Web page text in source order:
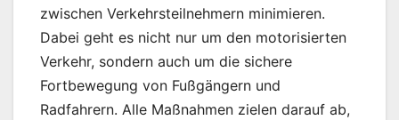
zwischen Verkehrsteilnehmern minimieren.
Dabei geht es nicht nur um den motorisierten
Verkehr, sondern auch um die sichere
Fortbewegung von Fußgängern und
Radfahrern. Alle Maßnahmen zielen darauf ab,